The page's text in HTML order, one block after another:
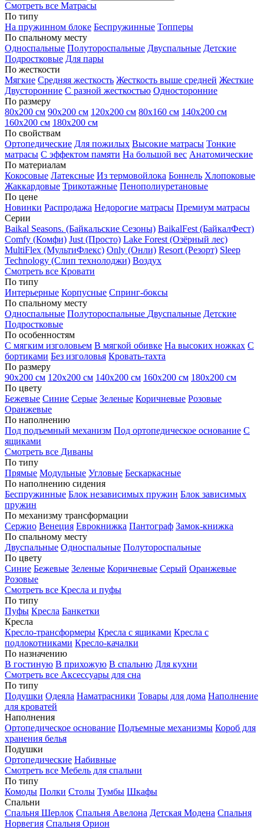
Смотреть все Матрасы
По типу
На пружинном блоке Беспружинные Топперы
По спальному месту
Односпальные Полутороспальные Двуспальные Детские
Подростковые Для пары
По жесткости
Мягкие Средняя жесткость Жесткость выше средней Жесткие
Двусторонние С разной жесткостью Односторонние
По размеру
80х200 см 90х200 см 120х200 см 80х160 см 140х200 см
160х200 см 180х200 см
По свойствам
Ортопедические Для пожилых Высокие матрасы Тонкие
матрасы С эффектом памяти На большой вес Анатомические
По материалам
Кокосовые Латексные Из термовойлока Боннель Хлопоковые
Жаккардовые Трикотажные Пенополиуретановые
По цене
Новинки Распродажа Недорогие матрасы Премиум матрасы
Серии
Baikal Seasons. (Байкальские Сезоны) BaikalFest (БайкалФест)
Comfy (Комфи) Just (Просто) Lake Forest (Озёрный лес)
MultiFlex (МультиФлекс) Only (Онли) Resort (Резорт) Sleep
Technology (Слип технолоджи) Воздух
Смотреть все Кровати
По типу
Интерьерные Корпусные Спринг-боксы
По спальному месту
Односпальные Полутороспальные Двуспальные Детские
Подростковые
По особенностям
С мягким изголовьем В мягкой обивке На высоких ножках С
бортиками Без изголовья Кровать-тахта
По размеру
90х200 см 120х200 см 140х200 см 160х200 см 180х200 см
По цвету
Бежевые Синие Серые Зеленые Коричневые Розовые
Оранжевые
По наполнению
Под подъемный механизм Под ортопедическое основание С
ящиками
Смотреть все Диваны
По типу
Прямые Модульные Угловые Бескаркасные
По наполнению сидения
Беспружинные Блок независимых пружин Блок зависимых
пружин
По механизму трансформации
Сержио Венеция Еврокнижка Пантограф Замок-книжка
По спальному месту
Двуспальные Односпальные Полутороспальные
По цвету
Синие Бежевые Зеленые Коричневые Серый Оранжевые
Розовые
Смотреть все Кресла и пуфы
По типу
Пуфы Кресла Банкетки
Кресла
Кресло-трансформеры Кресла с ящиками Кресла с
подлокотниками Кресло-качалки
По назначению
В гостиную В прихожую В спальню Для кухни
Смотреть все Аксессуары для сна
По типу
Подушки Одеяла Наматрасники Товары для дома Наполнение
для кроватей
Наполнения
Ортопедическое основание Подъемные механизмы Короб для
хранения белья
Подушки
Ортопедические Набивные
Смотреть все Мебель для спальни
По типу
Комоды Полки Столы Тумбы Шкафы
Спальни
Спальня Шерлок Спальня Авелона Детская Модена Спальня
Норвегия Спальня Орион